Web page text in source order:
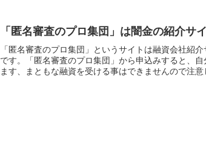
「匿名審査のプロ集団」は闇金の紹介サ
「匿名審査のプロ集団」というサイトは融資会社紹
です。「匿名審査のプロ集団」から申込みすると、
ます、まともな融資を受ける事はできませんので注意